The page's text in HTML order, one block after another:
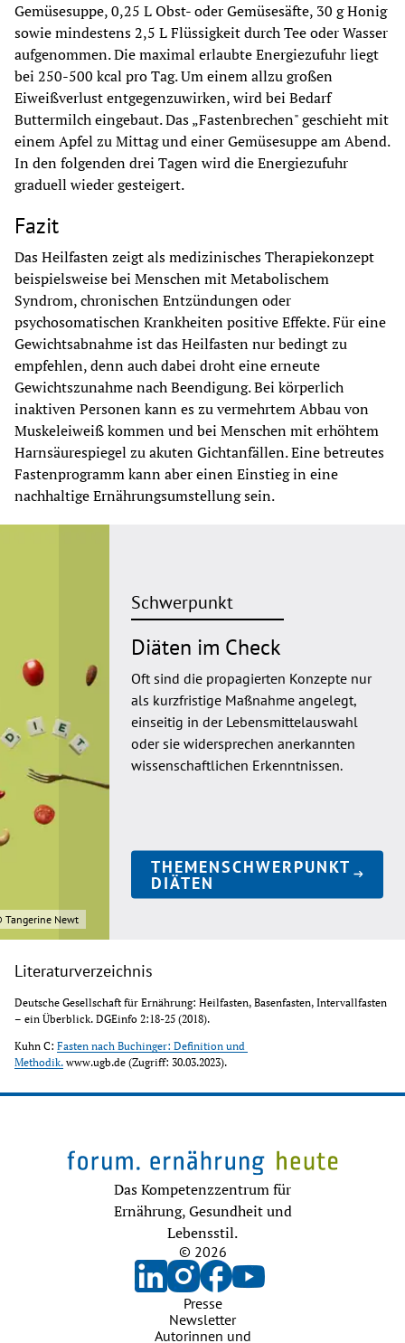
Gemüsesuppe, 0,25 L Obst- oder Gemüsesäfte, 30 g Honig
sowie mindestens 2,5 L Flüssigkeit durch Tee oder Wasser
aufgenommen. Die maximal erlaubte Energiezufuhr liegt
bei 250-500 kcal pro Tag. Um einem allzu großen
Eiweißverlust entgegenzuwirken, wird bei Bedarf
Buttermilch eingebaut. Das „Fastenbrechen" geschieht mit
einem Apfel zu Mittag und einer Gemüsesuppe am Abend.
In den folgenden drei Tagen wird die Energiezufuhr
graduell wieder gesteigert.
Fazit
Das Heilfasten zeigt als medizinisches Therapiekonzept
beispielsweise bei Menschen mit Metabolischem
Syndrom, chronischen Entzündungen oder
psychosomatischen Krankheiten positive Effekte. Für eine
Gewichtsabnahme ist das Heilfasten nur bedingt zu
empfehlen, denn auch dabei droht eine erneute
Gewichtszunahme nach Beendigung. Bei körperlich
inaktiven Personen kann es zu vermehrtem Abbau von
Muskeleiweiß kommen und bei Menschen mit erhöhtem
Harnsäurespiegel zu akuten Gichtanfällen. Eine betreutes
Fastenprogramm kann aber einen Einstieg in eine
nachhaltige Ernährungsumstellung sein.
Schwerpunkt
Diäten im Check
Oft sind die propagierten Konzepte nur
als kurzfristige Maßnahme angelegt,
einseitig in der Lebensmittelauswahl
oder sie widersprechen anerkannten
wissenschaftlichen Erkenntnissen.
THEMENSCHWERPUNKT
DIÄTEN
Tangerine Newt
Literaturverzeichnis
Deutsche Gesellschaft für Ernährung: Heilfasten, Basenfasten, Intervallfasten
– ein Überblick. DGEinfo 2:18-25 (2018).
Kuhn C: Fasten nach Buchinger: Definition und
Methodik. www.ugb.de (Zugriff: 30.03.2023).
Das Kompetenzzentrum für
Ernährung, Gesundheit und
Lebensstil.
© 2026
Presse
Newsletter
Autorinnen und